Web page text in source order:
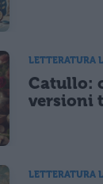
LETTERATURA
Catullo:
versioni
LETTERATURA